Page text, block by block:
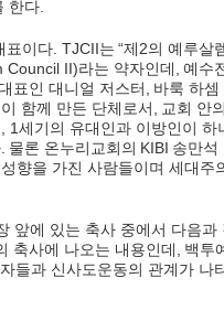
한다
표이다 . TJCII는 “제2의 예루살
Council II)라는 약자인데 예수
표인 대니얼 저스터
바룩 하셈
함께 만든 단체로서
교회 안
, 1세기의 유대인과 이방인이 하
물론 온누리교회의 KIBI 송만석
향을 가진 사람들이며 세대주
앞에 있는 축사 중에서 다음과
축사에 나오는 내용인데
백투
들과 신사도운동의 관계가 나